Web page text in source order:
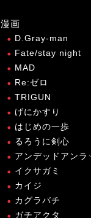
漫画
D.Gray-man
Fate/stay night
MAD
Re:ゼロ
TRIGUN
げにかすり
はじめの一歩
るろうに剣心
アンデッドアンラ
イクサガミ
カイジ
カグラバチ
ガチアクタ